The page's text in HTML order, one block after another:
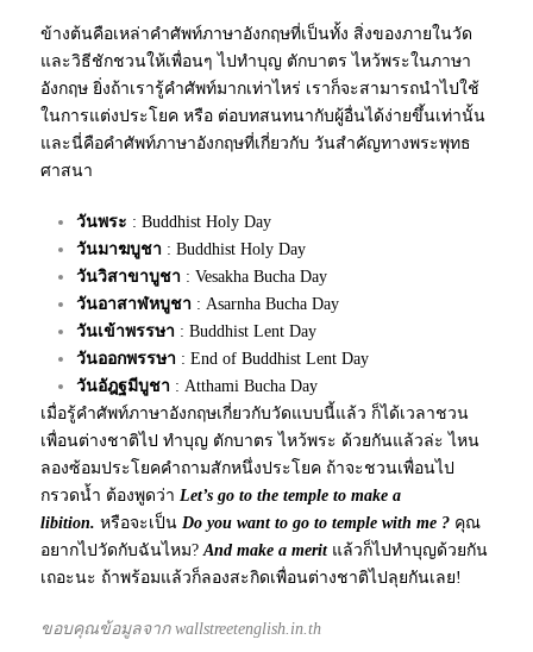
ข้างต้นคือเหล่าคำศัพท์ภาษาอังกฤษที่เป็นทั้ง สิ่งของภายในวัด
และวิธีชักชวนให้เพื่อนๆ ไปทำบุญ ตักบาตร ไหว้พระในภาษา
อังกฤษ ยิ่งถ้าเรารู้คำศัพท์มากเท่าไหร่ เราก็จะสามารถนำไปใช้
ในการแต่งประโยค หรือ ต่อบทสนทนากับผู้อื่นได้ง่ายขึ้นเท่านั้น
และนี่คือคำศัพท์ภาษาอังกฤษที่เกี่ยวกับ วันสำคัญทางพระพุทธ
ศาสนา
วันพระ : Buddhist Holy Day
วันมาฆบูชา : Buddhist Holy Day
วันวิสาขาบูชา : Vesakha Bucha Day
วันอาสาฬหบูชา : Asarnha Bucha Day
วันเข้าพรรษา : Buddhist Lent Day
วันออกพรรษา : End of Buddhist Lent Day
วันอัฎฐมีบูชา : Atthami Bucha Day
เมื่อรู้คำศัพท์ภาษาอังกฤษเกี่ยวกับวัดแบบนี้แล้ว ก็ได้เวลาชวน
เพื่อนต่างชาติไป ทำบุญ ตักบาตร ไหว้พระ ด้วยกันแล้วล่ะ ไหน
ลองซ้อมประโยคคำถามสักหนึ่งประโยค ถ้าจะชวนเพื่อนไป
กรวดน้ำ ต้องพูดว่า Let’s go to the temple to make a
libition. หรือจะเป็น Do you want to go to temple with me ? คุณ
อยากไปวัดกับฉันไหม?And make a meritแล้วก็ไปทำบุญด้วยกัน
เถอะนะ ถ้าพร้อมแล้วก็ลองสะกิดเพื่อนต่างชาติไปลุยกันเลย!
ขอบคุณข้อมูลจาก wallstreetenglish.in.th